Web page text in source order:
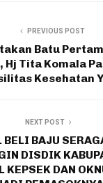
PREVIOUS POST
Batu
Hj Tita Komala
Kesehatan
NEXT POST
BAJU
DISDIK
KEPSEK DAN